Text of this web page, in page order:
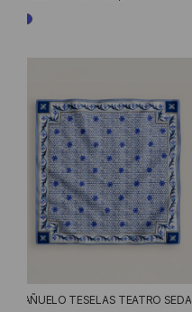
PAÑUELO TESELAS TEATRO SEDA